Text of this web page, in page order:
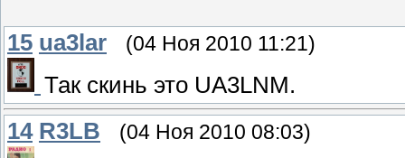
15 ua3lar (04 Ноя 2010 11:21)
Так скинь это UA3LNM.
14 R3LB (04 Ноя 2010 08:03)